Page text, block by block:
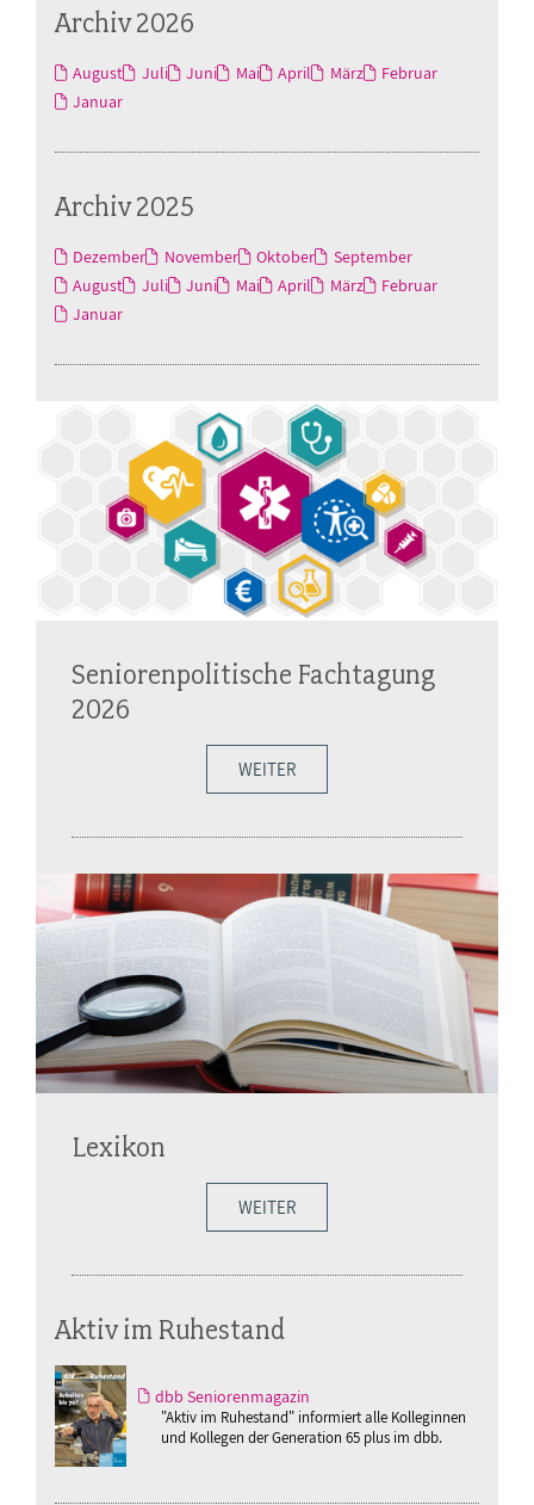
Archiv 2026
August Juli Juni Mai April März
Februar
Januar
Archiv 2025
Dezember November Oktober
September
August
Juli Juni Mai April März
Februar
Januar
Seniorenpolitische Fachtagung
2026
WEITER
Lexikon
WEITER
Aktiv im Ruhestand
dbb Seniorenmagazin
"Aktiv im Ruhestand" informiert alle Kolleginnen
und Kollegen der Generation 65 plus im dbb.